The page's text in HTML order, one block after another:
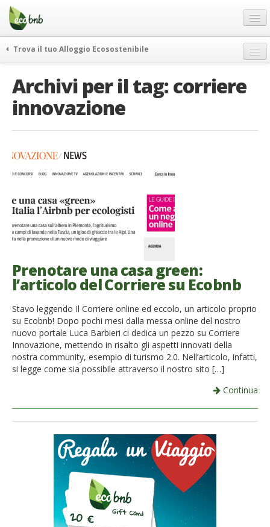
Menu
Salta
contenuto
Offerte Speciali
Regali
FAQ
Chi Siamo
Contatti
German
English
Spanish
French
Italiano
Trova il tuo Alloggio Ecosostenibile
itinerari
curiosità
ecohotel
Archivi per il tag:corriere
innovazione
Prenotare una casa green:
l’articolo del Corriere su Ecobnb
Stavo leggendo Il Corriere online ed eccolo, un articolo proprio
su Ecobnb! Dopo pochi mesi dalla messa online del nostro
nuovo portale Luca Barbieri ci dedica un pezzo su Corriere
Innovazione, mettendo in risalto gli aspetti innovati della
nostra community, esempio di turismo 2.0. Nell’articolo, infatti,
si legge come sia possibile attraverso il nostro sito […]
Continua